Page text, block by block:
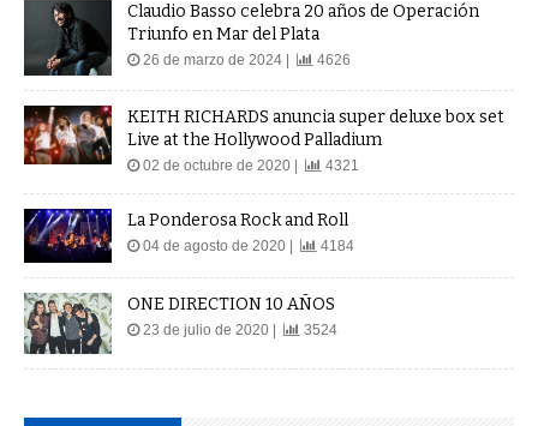
Claudio Basso celebra 20 años de Operación
Triunfo en Mar del Plata
26 de marzo de 2024 | 4626
KEITH RICHARDS anuncia super deluxe box set
Live at the Hollywood Palladium
02 de octubre de 2020 | 4321
La Ponderosa Rock and Roll
04 de agosto de 2020 | 4184
ONE DIRECTION 10 AÑOS
23 de julio de 2020 | 3524